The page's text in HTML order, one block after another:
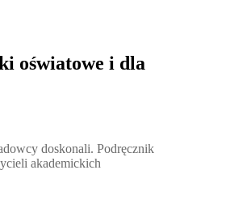
oświatowe i dla
doskonali. Podręcznik nauczycieli
doskonali. Podręcznik
akademickich